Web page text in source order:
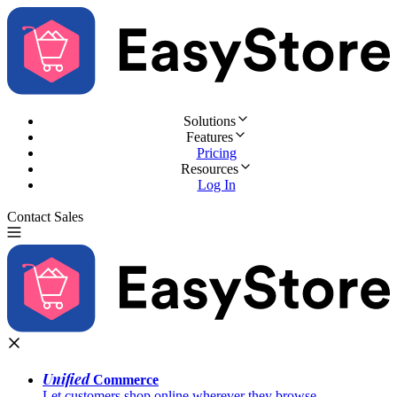
Solutions
Features
Pricing
Resources
Log In
Contact Sales
UnifiedCommerce